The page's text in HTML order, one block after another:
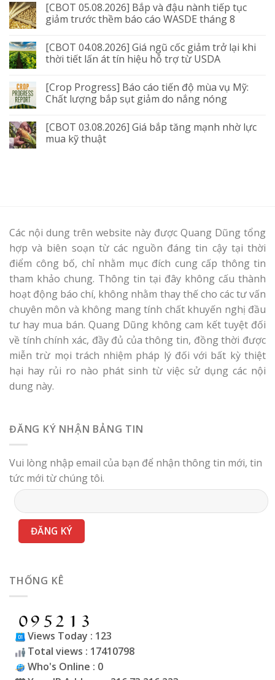
[CBOT 05.08.2026] Bắp và đậu nành tiếp tục
giảm trước thềm báo cáo WASDE tháng 8
[CBOT 04.08.2026] Giá ngũ cốc giảm trở lại khi
thời tiết lấn át tín hiệu hỗ trợ từ USDA
[Crop Progress] Báo cáo tiến độ mùa vụ Mỹ:
Chất lượng bắp sụt giảm do nắng nóng
[CBOT 03.08.2026] Giá bắp tăng mạnh nhờ lực
mua kỹ thuật
Các nội dung trên website này được Quang Dũng tổng
hợp và biên soạn từ các nguồn đáng tin cậy tại thời
điểm công bố, chỉ nhằm mục đích cung cấp thông tin
tham khảo chung. Thông tin tại đây không cấu thành
hoạt động báo chí, không nhằm thay thế cho các tư vấn
chuyên môn và không mang tính chất khuyến nghị đầu
tư hay mua bán. Quang Dũng không cam kết tuyệt đối
về tính chính xác, đầy đủ của thông tin, đồng thời được
miễn trừ mọi trách nhiệm pháp lý đối với bất kỳ thiệt
hại hay rủi ro nào phát sinh từ việc sử dụng các nội
dung này.
ĐĂNG KÝ NHẬN BẢNG TIN
Vui lòng nhập email của bạn để nhận thông tin mới, tin
tức mới từ chúng tôi.
THỐNG KÊ
Views Today : 123
Total views : 17410798
Who's Online : 0